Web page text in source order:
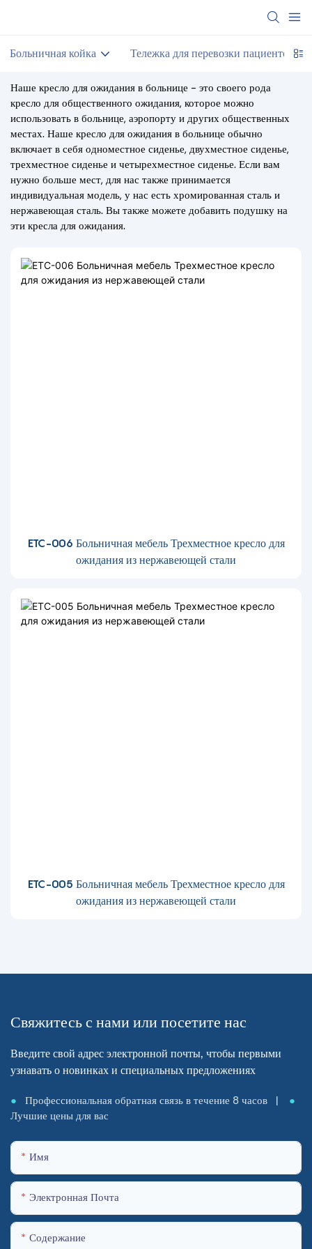
Больничная койка Тележка для перевозки пациентов
Наше кресло для ожидания в больнице - это своего рода
кресло для общественного ожидания, которое можно
использовать в больнице, аэропорту и других общественных
местах. Наше кресло для ожидания в больнице обычно
включает в себя одноместное сиденье, двухместное сиденье,
трехместное сиденье и четырехместное сиденье. Если вам
нужно больше мест, для нас также принимается
индивидуальная модель, у нас есть хромированная сталь и
нержавеющая сталь. Вы также можете добавить подушку на
эти кресла для ожидания.
ETC-006 Больничная мебель Трехместное кресло для
ожидания из нержавеющей стали
ETC-005 Больничная мебель Трехместное кресло для
ожидания из нержавеющей стали
Свяжитесь с нами или посетите нас
Введите свой адрес электронной почты, чтобы первыми
узнавать о новинках и специальных предложениях
● Профессиональная обратная связь в течение 8 часов |
●
Лучшие цены для вас
Имя
Электронная Почта
Содержание